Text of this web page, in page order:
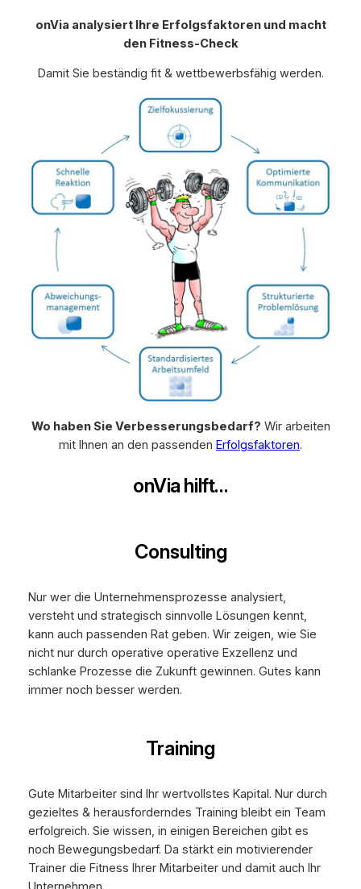
onVia analysiert Ihre Erfolgsfaktoren und macht
den Fitness-Check
Damit Sie beständig fit & wettbewerbsfähig werden.
Wo haben Sie Verbesserungsbedarf? Wir arbeiten
mit Ihnen an den passenden Erfolgsfaktoren.
onVia hilft…
Consulting
Nur wer die Unternehmensprozesse analysiert,
versteht und strategisch sinnvolle Lösungen kennt,
kann auch passenden Rat geben. Wir zeigen, wie Sie
nicht nur durch operative operative Exzellenz und
schlanke Prozesse die Zukunft gewinnen. Gutes kann
immer noch besser werden.
Training
Gute Mitarbeiter sind Ihr wertvollstes Kapital. Nur durch
gezieltes & herausforderndes Training bleibt ein Team
erfolgreich. Sie wissen, in einigen Bereichen gibt es
noch Bewegungsbedarf. Da stärkt ein motivierender
Trainer die Fitness Ihrer Mitarbeiter und damit auch Ihr